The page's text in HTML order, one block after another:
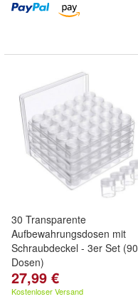
30 Transparente
Aufbewahrungsdosen mit
Schraubdeckel - 3er Set (90
Dosen)
27,99 €
Kostenloser Versand